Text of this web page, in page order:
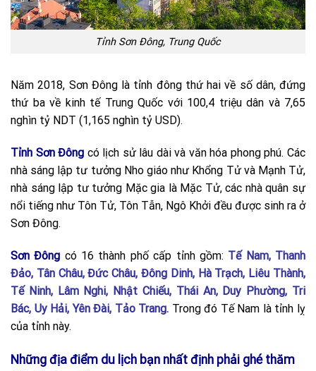
Tỉnh Sơn Đông, Trung Quốc
Năm 2018, Sơn Đông là tỉnh đông thứ hai về số dân, đứng
thứ ba về kinh tế Trung Quốc với 100,4 triệu dân và 7,65
nghìn tỷ NDT (1,165 nghìn tỷ USD).
Tỉnh Sơn Đông có lịch sử lâu dài và văn hóa phong phú. Các
nhà sáng lập tư tưởng Nho giáo như Khổng Tử và Mạnh Tử,
nhà sáng lập tư tưởng Mặc gia là Mặc Tử, các nhà quân sự
nổi tiếng như Tôn Tử, Tôn Tẫn, Ngô Khởi đều được sinh ra ở
Sơn Đông.
Sơn Đông có 16 thành phố cấp tỉnh gồm: Tế Nam, Thanh
Đảo, Tân Châu, Đức Châu, Đông Dinh, Hà Trạch, Liêu Thành,
Tế Ninh, Lâm Nghi, Nhật Chiếu, Thái An, Duy Phường, Tri
Bác, Uy Hải, Yên Đài, Tảo Trang. Trong đó Tế Nam là tỉnh lỵ
của tỉnh này.
Những địa điểm du lịch bạn nhất định phải ghé thăm